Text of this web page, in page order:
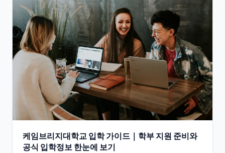
케임브리지대학교 입학 가이드｜학부 지원 준비와
공식 입학정보 한눈에 보기